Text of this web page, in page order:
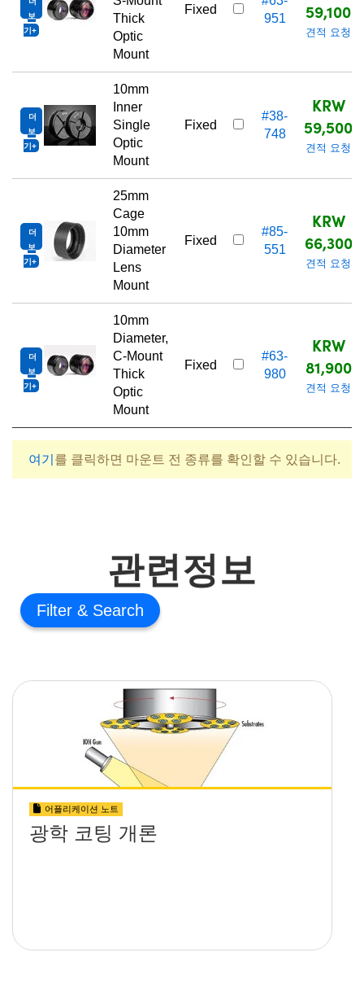
보
기
Thick
Optic
Mount
Fixed
951
59,100
견적 요청
더
보
기
10mm
Inner
Single
Optic
Mount
Fixed
#38-
748
KRW
59,500
견적 요청
더
보
기
25mm
Cage
10mm
Diameter
Lens
Mount
Fixed
#85-
551
KRW
66,300
견적 요청
더
보
기
10mm
Diameter,
C-Mount
Thick
Optic
Mount
Fixed
#63-
980
KRW
81,900
견적 요청
여기 를 클릭하면 마운트 전 종류를 확인할 수 있습니다.
관련정보
Filter
어플리케이션 노트
광학 코팅 개론